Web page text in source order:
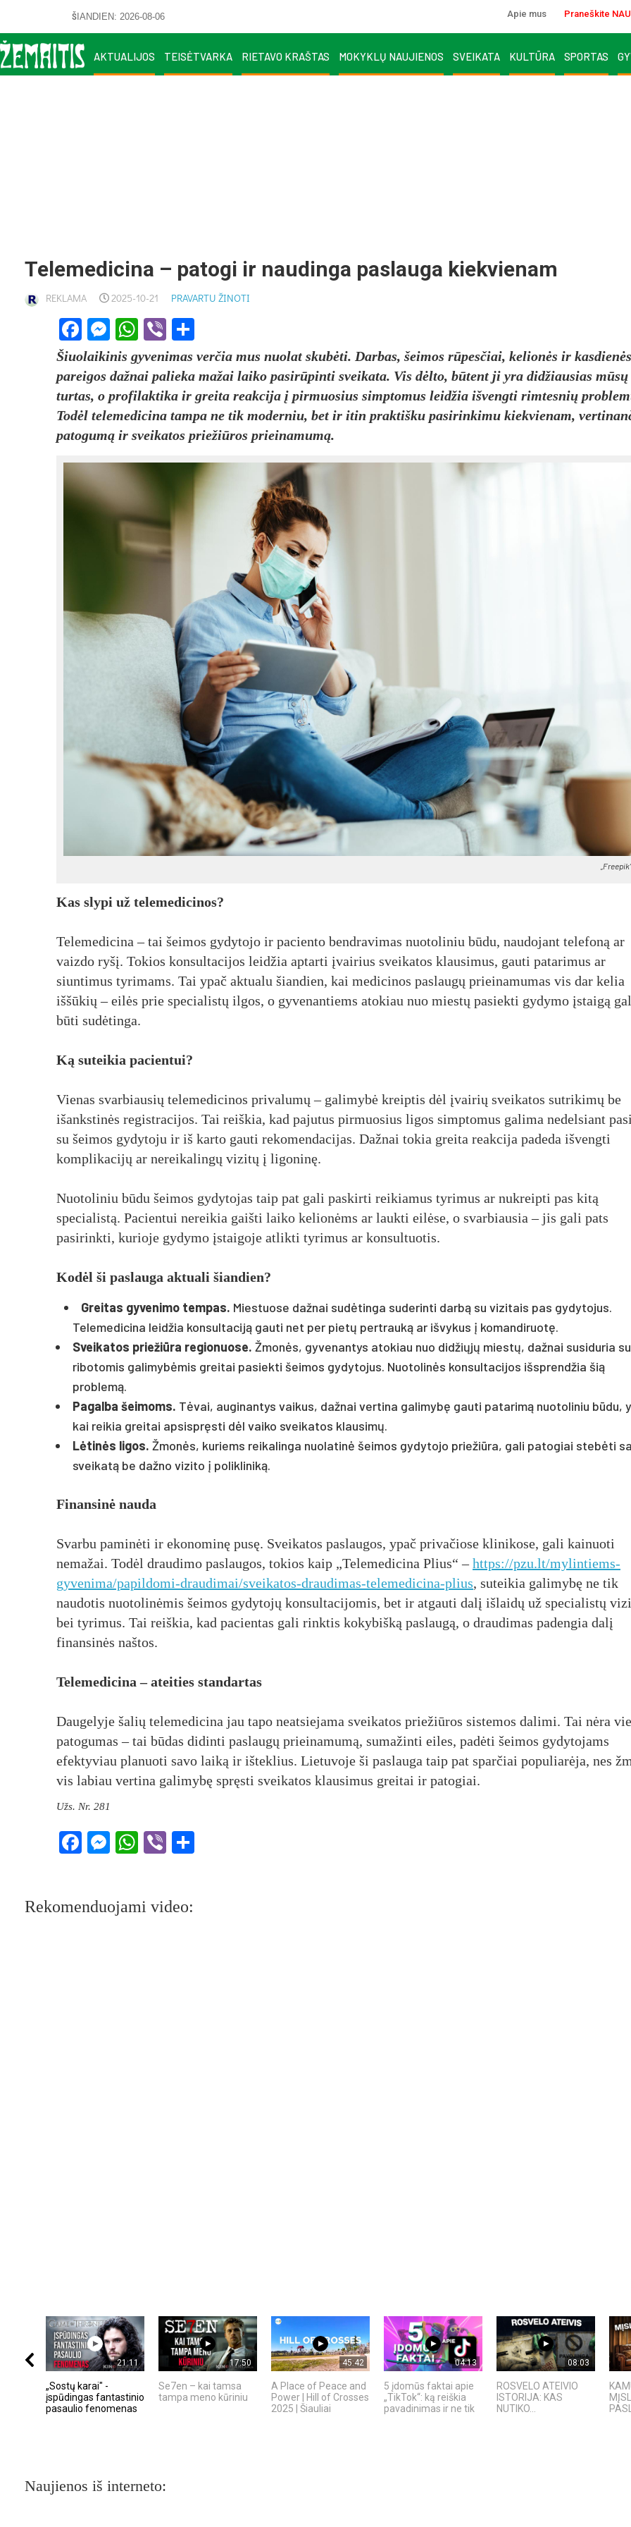
ŠIANDIEN: 2026-08-06 Apie mus Praneškite
AKTUALIJOS TEISĖTVARKA RIETAVO KRAŠTAS MOKYKLŲ NAUJIENOS SVEIKATA KULTŪRA SPORTAS
Telemedicina – patogi ir naudinga paslauga kiekvienam
REKLAMA 2025-10-21 PRAVARTU ŽINOTI
Facebook
Messenger
WhatsApp
Viber
Šiuolaikinis gyvenimas verčia mus nuolat skubėti. Darbas, šeimos rūpesčiai, kelionės ir kasdienės
pareigos dažnai palieka mažai laiko pasirūpinti sveikata. Vis dėlto, būtent ji yra didžiausias mūsų
turtas, o profilaktika ir greita reakcija į pirmuosius simptomus leidžia išvengti rimtesnių
Todėl telemedicina tampa ne tik moderniu, bet ir itin praktišku pasirinkimu kiekvienam,
patogumą ir sveikatos priežiūros prieinamumą.
Kas slypi už telemedicinos?
Telemedicina – tai šeimos gydytojo ir paciento bendravimas nuotoliniu būdu, naudojant telefoną ar
vaizdo ryšį. Tokios konsultacijos leidžia aptarti įvairius sveikatos klausimus, gauti patarimus ar
siuntimus tyrimams. Tai ypač aktualu šiandien, kai medicinos paslaugų prieinamumas vis dar kelia
iššūkių – eilės prie specialistų ilgos, o gyvenantiems atokiau nuo miestų pasiekti gydymo įstaigą
būti sudėtinga.
Ką suteikia pacientui?
Vienas svarbiausių telemedicinos privalumų – galimybė kreiptis dėl įvairių sveikatos sutrikimų be
išankstinės registracijos. Tai reiškia, kad pajutus pirmuosius ligos simptomus galima nedelsiant
su šeimos gydytoju ir iš karto gauti rekomendacijas. Dažnai tokia greita reakcija padeda išvengti
komplikacijų ar nereikalingų vizitų į ligoninę.
Nuotoliniu būdu šeimos gydytojas taip pat gali paskirti reikiamus tyrimus ar nukreipti pas kitą
specialistą. Pacientui nereikia gaišti laiko kelionėms ar laukti eilėse, o svarbiausia – jis gali pats
pasirinkti, kurioje gydymo įstaigoje atlikti tyrimus ar konsultuotis.
Kodėl ši paslauga aktuali šiandien?
Greitas gyvenimo tempas. Miestuose dažnai sudėtinga suderinti darbą su vizitais pas gydytojus.
Telemedicina leidžia konsultaciją gauti net per pietų pertrauką ar išvykus į komandiruotę.
Sveikatos priežiūra regionuose. Žmonės, gyvenantys atokiau nuo didžiųjų miestų, dažnai susiduria su
ribotomis galimybėmis greitai pasiekti šeimos gydytojus. Nuotolinės konsultacijos išsprendžia šią
problemą.
Pagalba šeimoms. Tėvai, auginantys vaikus, dažnai vertina galimybę gauti patarimą nuotoliniu būdu,
kai reikia greitai apsispręsti dėl vaiko sveikatos klausimų.
Lėtinės ligos. Žmonės, kuriems reikalinga nuolatinė šeimos gydytojo priežiūra, gali patogiai stebėti
sveikatą be dažno vizito į polikliniką.
Finansinė nauda
Svarbu paminėti ir ekonominę pusę. Sveikatos paslaugos, ypač privačiose klinikose, gali kainuoti
nemažai. Todėl draudimo paslaugos, tokios kaip „Telemedicina Plius“ –https://pzu.lt/mylintiems-
gyvenima/papildomi-draudimai/sveikatos-draudimas-telemedicina-plius, suteikia galimybę ne tik
naudotis nuotolinėmis šeimos gydytojų konsultacijomis, bet ir atgauti dalį išlaidų už specialistų
bei tyrimus. Tai reiškia, kad pacientas gali rinktis kokybišką paslaugą, o draudimas padengia dalį
finansinės naštos.
Telemedicina – ateities standartas
Daugelyje šalių telemedicina jau tapo neatsiejama sveikatos priežiūros sistemos dalimi. Tai nėra
patogumas – tai būdas didinti paslaugų prieinamumą, sumažinti eiles, padėti šeimos gydytojams
efektyviau planuoti savo laiką ir išteklius. Lietuvoje ši paslauga taip pat sparčiai populiarėja, nes
vis labiau vertina galimybę spręsti sveikatos klausimus greitai ir patogiai.
Užs. Nr. 281
Facebook
Messenger
WhatsApp
Viber
Rekomenduojami video:
21:11
„Sostų karai" -
įspūdingas fantastinio
pasaulio fenomenas
17:50
Se7en – kai tamsa
tampa meno kūriniu
45:42
A Place of Peace and
Power | Hill of Crosses
2025 | Šiauliai
04:13
5 įdomūs faktai apie
„TikTok“: ką reiškia
pavadinimas ir ne tik
08:03
ROSVELO ATEIVIO
ISTORIJA: KAS
NUTIKO...
Naujienos iš interneto: